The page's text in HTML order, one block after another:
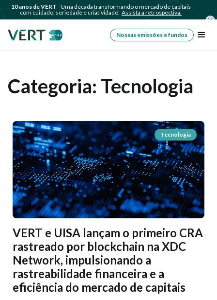
10 anos de VERT - Uma década transformando o mercado de capitais
com cuidado, seriedade e criatividade. Assista a retrospectiva.
Nossas emissões e fundos
Categoria: Tecnologia
Tecnologia
VERT e UISA lançam o primeiro CRA
rastreado por blockchain na XDC
Network, impulsionando a
rastreabilidade financeira e a
eficiência do mercado de capitais